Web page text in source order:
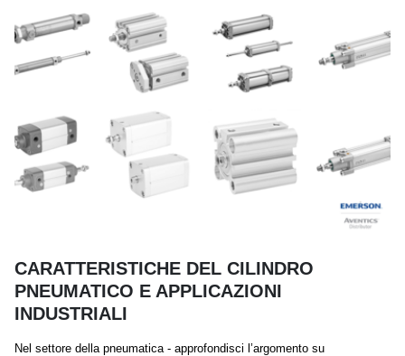
CARATTERISTICHE DEL CILINDRO
PNEUMATICO E APPLICAZIONI
INDUSTRIALI
Nel settore della pneumatica - approfondisci l’argomento su